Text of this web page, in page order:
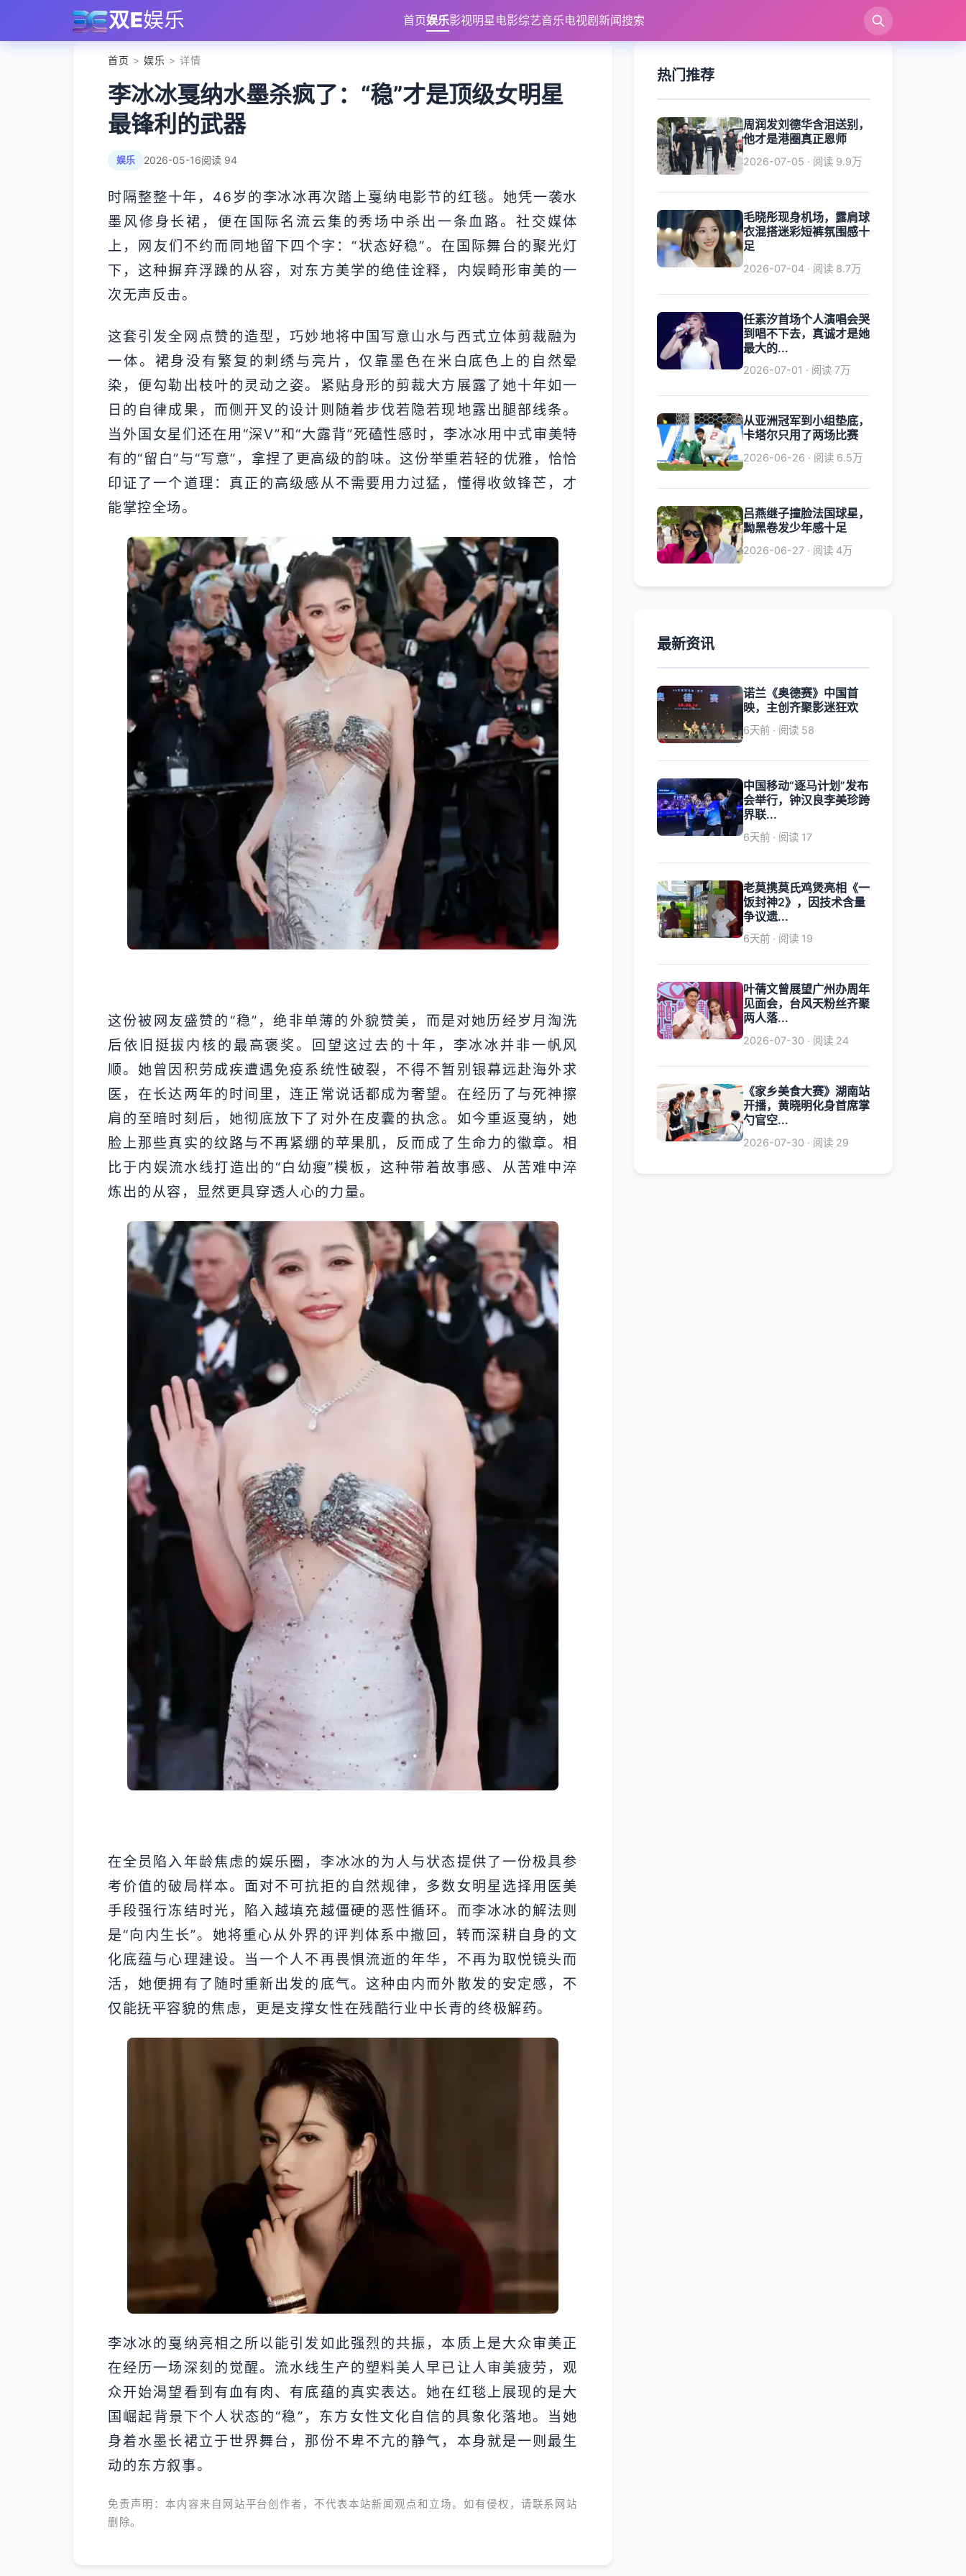
双E娱乐 首页娱乐影视明星 电影综艺音乐电视剧 新闻搜索
首页 > 娱乐 > 详情
李冰冰戛纳水墨杀疯了：“稳”才是顶级女明星
最锋利的武器
娱乐 2026-05-16阅读 94
时隔整整十年，46岁的李冰冰再次踏上戛纳电影节的红毯。她凭一袭水
墨风修身长裙，便在国际名流云集的秀场中杀出一条血路。社交媒体
上，网友们不约而同地留下四个字：“状态好稳”。在国际舞台的聚光灯
下，这种摒弃浮躁的从容，对东方美学的绝佳诠释，内娱畸形审美的一
次无声反击。
这套引发全网点赞的造型，巧妙地将中国写意山水与西式立体剪裁融为
一体。裙身没有繁复的刺绣与亮片，仅靠墨色在米白底色上的自然晕
染，便勾勒出枝叶的灵动之姿。紧贴身形的剪裁大方展露了她十年如一
日的自律成果，而侧开叉的设计则随着步伐若隐若现地露出腿部线条。
当外国女星们还在用“深V”和“大露背”死磕性感时，李冰冰用中式审美特
有的“留白”与“写意”，拿捏了更高级的韵味。这份举重若轻的优雅，恰恰
印证了一个道理：真正的高级感从不需要用力过猛，懂得收敛锋芒，才
能掌控全场。
这份被网友盛赞的“稳”，绝非单薄的外貌赞美，而是对她历经岁月淘洗
后依旧挺拔内核的最高褒奖。回望这过去的十年，李冰冰并非一帆风
顺。她曾因积劳成疾遭遇免疫系统性破裂，不得不暂别银幕远赴海外求
医，在长达两年的时间里，连正常说话都成为奢望。在经历了与死神擦
肩的至暗时刻后，她彻底放下了对外在皮囊的执念。如今重返戛纳，她
脸上那些真实的纹路与不再紧绷的苹果肌，反而成了生命力的徽章。相
比于内娱流水线打造出的“白幼瘦”模板，这种带着故事感、从苦难中淬
炼出的从容，显然更具穿透人心的力量。
在全员陷入年龄焦虑的娱乐圈，李冰冰的为人与状态提供了一份极具参
考价值的破局样本。面对不可抗拒的自然规律，多数女明星选择用医美
手段强行冻结时光，陷入越填充越僵硬的恶性循环。而李冰冰的解法则
是“向内生长”。她将重心从外界的评判体系中撤回，转而深耕自身的文
化底蕴与心理建设。当一个人不再畏惧流逝的年华，不再为取悦镜头而
活，她便拥有了随时重新出发的底气。这种由内而外散发的安定感，不
仅能抚平容貌的焦虑，更是支撑女性在残酷行业中长青的终极解药。
李冰冰的戛纳亮相之所以能引发如此强烈的共振，本质上是大众审美正
在经历一场深刻的觉醒。流水线生产的塑料美人早已让人审美疲劳，观
众开始渴望看到有血有肉、有底蕴的真实表达。她在红毯上展现的是大
国崛起背景下个人状态的“稳”，东方女性文化自信的具象化落地。当她
身着水墨长裙立于世界舞台，那份不卑不亢的静气，本身就是一则最生
动的东方叙事。
免责声明：本内容来自网站平台创作者，不代表本站新闻观点和立场。如有侵权，请联系网站
删除。
热门推荐
周润发刘德华含泪送别，
他才是港圈真正恩师
2026-07-05 · 阅读 9.9万
毛晓彤现身机场，露肩球
衣混搭迷彩短裤氛围感十
足
2026-07-04 · 阅读 8.7万
任素汐首场个人演唱会哭
到唱不下去，真诚才是她
最大的...
2026-07-01 · 阅读 7万
从亚洲冠军到小组垫底，
卡塔尔只用了两场比赛
2026-06-26 · 阅读 6.5万
吕燕继子撞脸法国球星，
黝黑卷发少年感十足
2026-06-27 · 阅读 4万
最新资讯
诺兰《奥德赛》中国首
映，主创齐聚影迷狂欢
6天前 · 阅读 58
中国移动“逐马计划”发布
会举行，钟汉良李美珍跨
界联...
6天前 · 阅读 17
老莫携莫氏鸡煲亮相《一
饭封神2》，因技术含量
争议遗...
6天前 · 阅读 19
叶蒨文曾展望广州办周年
见面会，台风天粉丝齐聚
两人落...
2026-07-30 · 阅读 24
《家乡美食大赛》湖南站
开播，黄晓明化身首席掌
勺官空...
2026-07-30 · 阅读 29